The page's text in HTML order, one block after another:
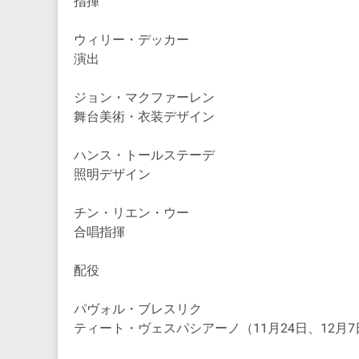
ウィリー・デッカー
演出
ジョン・マクファーレン
舞台美術・衣装デザイン
ハンス・トールステーデ
照明デザイン
チン・リエン・ウー
合唱指揮
配役
パヴォル・ブレスリク
ティート・ヴェスパシアーノ（11月24日、12月7